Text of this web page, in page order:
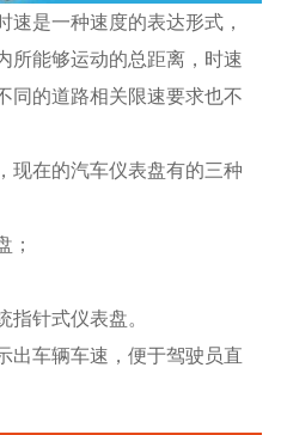
速是一种速度的表达形式，
所能够运动的总距离，时速
同的道路相关限速要求也不
现在的汽车仪表盘有的三种
；
指针式仪表盘。
出车辆车速，便于驾驶员直